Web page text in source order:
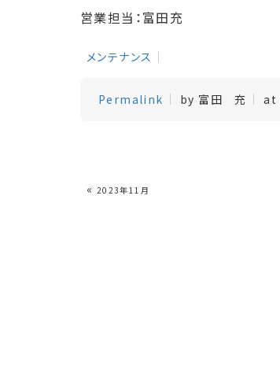
営業担当：富田充
メンテナンス
Permalink by 富田 充 at
« 2023年11月